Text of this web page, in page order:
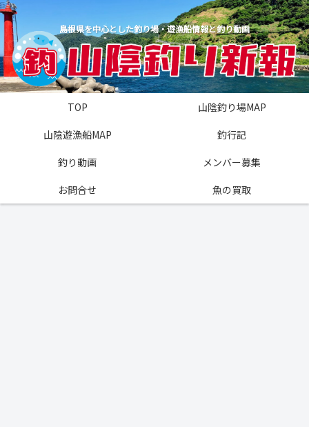
島根県を中心とした釣り場・遊漁船情報と釣り動画
TOP
山陰釣り場MAP
山陰遊漁船MAP
釣行記
釣り動画
メンバー募集
お問合せ
魚の買取